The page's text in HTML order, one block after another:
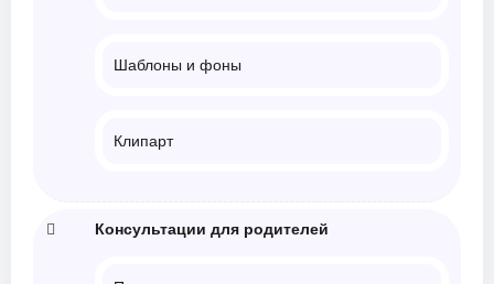
Шаблоны и фоны
Клипарт
Консультации для родителей